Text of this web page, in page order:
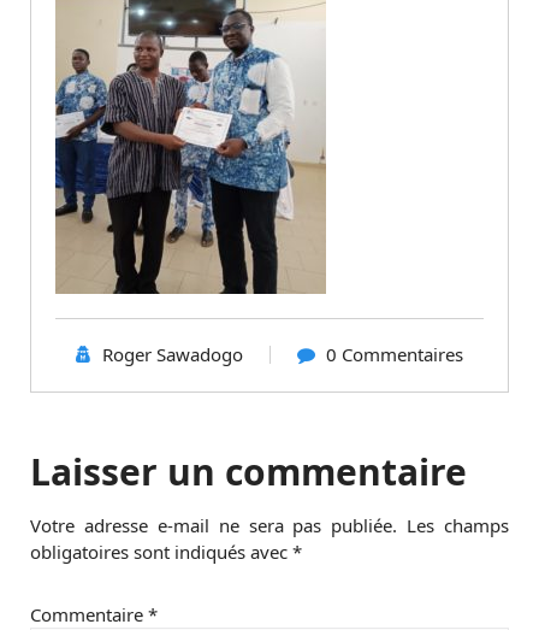
Roger Sawadogo 0 Commentaires
Laisser un commentaire
Votre adresse e-mail ne sera pas publiée. Les champs
obligatoires sont indiqués avec *
Commentaire *